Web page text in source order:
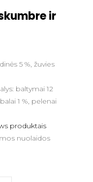
ir
5 %, žuvies
baltymai 12
1 %, pelenai
produktais
nuolaidos